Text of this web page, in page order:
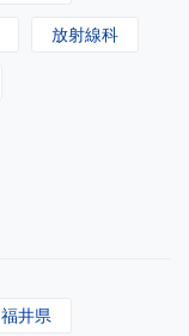
放射線科
福井県